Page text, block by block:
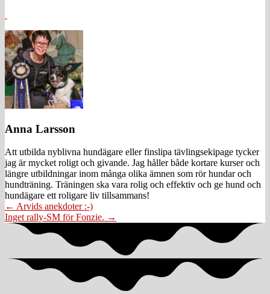
Anna Larsson
Att utbilda nyblivna hundägare eller finslipa tävlingsekipage tycker
jag är mycket roligt och givande. Jag håller både kortare kurser och
längre utbildningar inom många olika ämnen som rör hundar och
hundträning. Träningen ska vara rolig och effektiv och ge hund och
hundägare ett roligare liv tillsammans!
Posts
navigation
← Arvids anekdoter :-)
Inget rally-SM för Fonzie. →